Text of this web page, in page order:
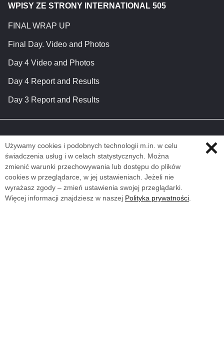
WPISY ZE STRONY INTERNATIONAL 505
FINAL WRAP UP
Final Day. Video and Photos
Day 4 Video and Photos
Day 4 Report and Results
Day 3 Report and Results
Używamy cookies i podobnych technologii m.in. w celu
świadczenia usług i w celach statystycznych. Można
zmienić warunki przechowywania lub dostępu do plików
cookies w przeglądarce, w jej ustawieniach. Jeżeli nie
wyrażasz zgody – zmień ustawienia swojej przeglądarki.
Więcej informacji znajdziesz w naszej Polityka prywatności